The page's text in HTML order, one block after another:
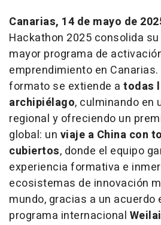
Canarias, 14 de mayo de
Hackathon 2025 consolida
mayor programa de
emprendimiento en
formato se extiende a todas
archipiélago, culminando en
regional y ofreciendo un
global: un viaje a China con
cubiertos, donde el equipo
experiencia formativa e
ecosistemas de innovación
mundo, gracias a un acuerdo
programa internacional Weilai